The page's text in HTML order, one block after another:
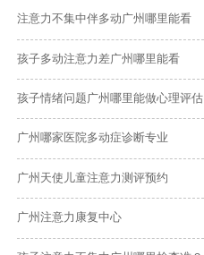
注意力不集中伴多动广州哪里能看
孩子多动注意力差广州哪里能看
孩子情绪问题广州哪里能做心理评估
广州哪家医院多动症诊断专业
广州天使儿童注意力测评预约
广州注意力康复中心